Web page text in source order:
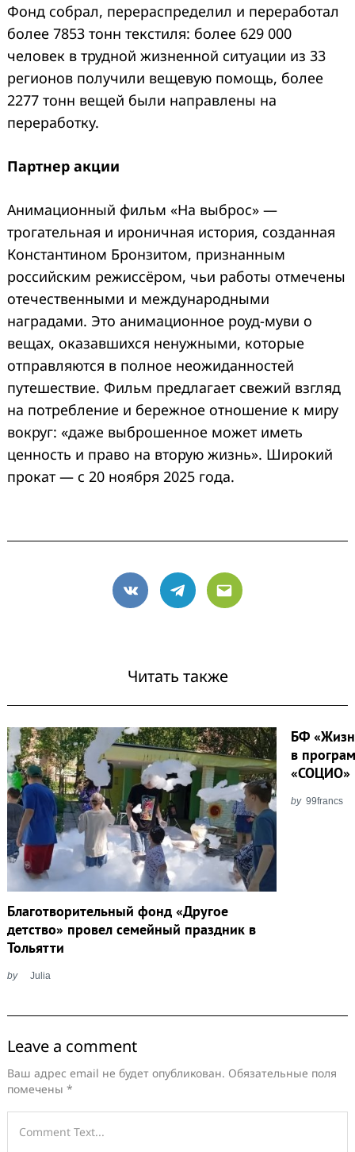
Фонд собрал, перераспределил и переработал
более 7853 тонн текстиля: более 629 000
человек в трудной жизненной ситуации из 33
регионов получили вещевую помощь, более
2277 тонн вещей были направлены на
переработку.
Партнер акции
Анимационный фильм «На выброс» —
трогательная и ироничная история, созданная
Константином Бронзитом, признанным
российским режиссёром, чьи работы отмечены
отечественными и международными
наградами. Это анимационное роуд-муви о
вещах, оказавшихся ненужными, которые
отправляются в полное неожиданностей
путешествие. Фильм предлагает свежий взгляд
на потребление и бережное отношение к миру
вокруг: «даже выброшенное может иметь
ценность и право на вторую жизнь». Широкий
прокат — с 20 ноября 2025 года.
VK Telegram
Email
Читать также
Благотворительный фонд «Другое
детство» провел семейный праздник в
Тольятти
by Julia
БФ
в
«СОЦИО»
by 99francs
Leave a comment
Ваш адрес email не будет опубликован. Обязательные поля
помечены *